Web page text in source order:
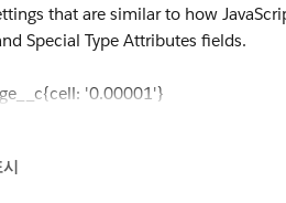
that are similar to how
Special Type Attributes fields.
'0.00001'}